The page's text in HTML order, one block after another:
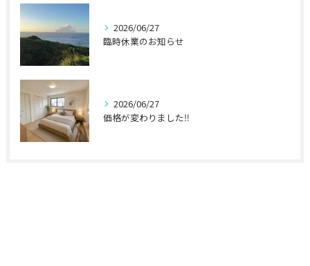
2026/06/27
臨時休業のお知らせ
2026/06/27
価格が変わりました‼